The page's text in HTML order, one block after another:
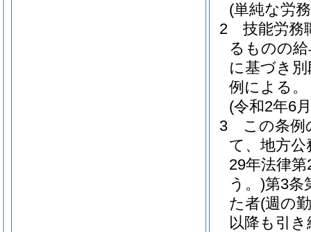
(単純な労
2
技能労務
るものの
に基づき
例による。
(令和2年6
3
この条例
て、地方
29年法律第
う。)第3条
た者(週の
以降も引